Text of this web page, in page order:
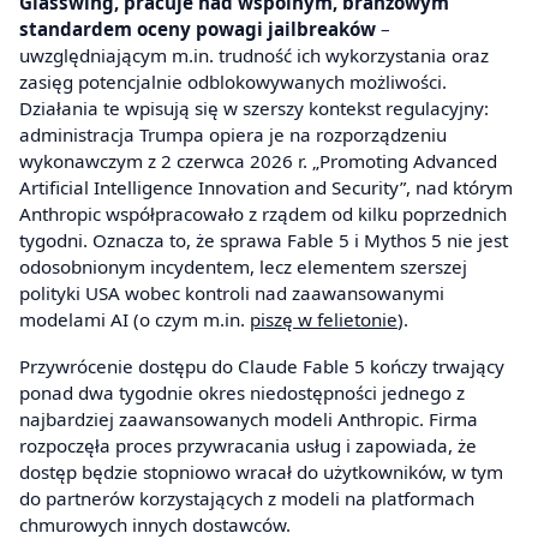
standardem oceny powagi jailbreaków –
uwzględniającym m.in. trudność ich wykorzystania oraz
zasięg potencjalnie odblokowywanych możliwości.
Działania te wpisują się w szerszy kontekst regulacyjny:
administracja Trumpa opiera je na rozporządzeniu
wykonawczym z 2 czerwca 2026 r. „Promoting Advanced
Artificial Intelligence Innovation and Security”, nad którym
Anthropic współpracowało z rządem od kilku poprzednich
tygodni. Oznacza to, że sprawa Fable 5 i Mythos 5 nie jest
odosobnionym incydentem, lecz elementem szerszej
polityki USA wobec kontroli nad zaawansowanymi
modelami AI (o czym m.in. piszę w felietonie).
Przywrócenie dostępu do Claude Fable 5 kończy trwający
ponad dwa tygodnie okres niedostępności jednego z
najbardziej zaawansowanych modeli Anthropic. Firma
rozpoczęła proces przywracania usług i zapowiada, że
dostęp będzie stopniowo wracał do użytkowników, w tym
do partnerów korzystających z modeli na platformach
chmurowych innych dostawców.